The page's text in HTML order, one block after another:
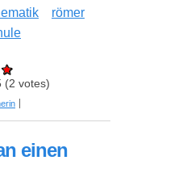
römer
(2 votes)
verstehen? Hier sind
einen